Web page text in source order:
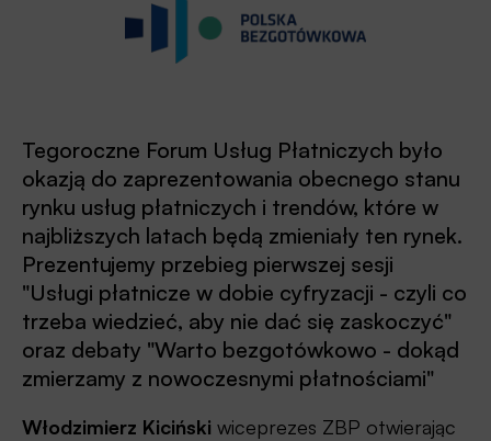
Tegoroczne Forum Usług Płatniczych było
okazją do zaprezentowania obecnego stanu
rynku usług płatniczych i trendów, które w
najbliższych latach będą zmieniały ten rynek.
Prezentujemy przebieg pierwszej sesji
"Usługi płatnicze w dobie cyfryzacji - czyli co
trzeba wiedzieć, aby nie dać się zaskoczyć"
oraz debaty "Warto bezgotówkowo - dokąd
zmierzamy z nowoczesnymi płatnościami"
Włodzimierz Kiciński wiceprezes ZBP otwierając